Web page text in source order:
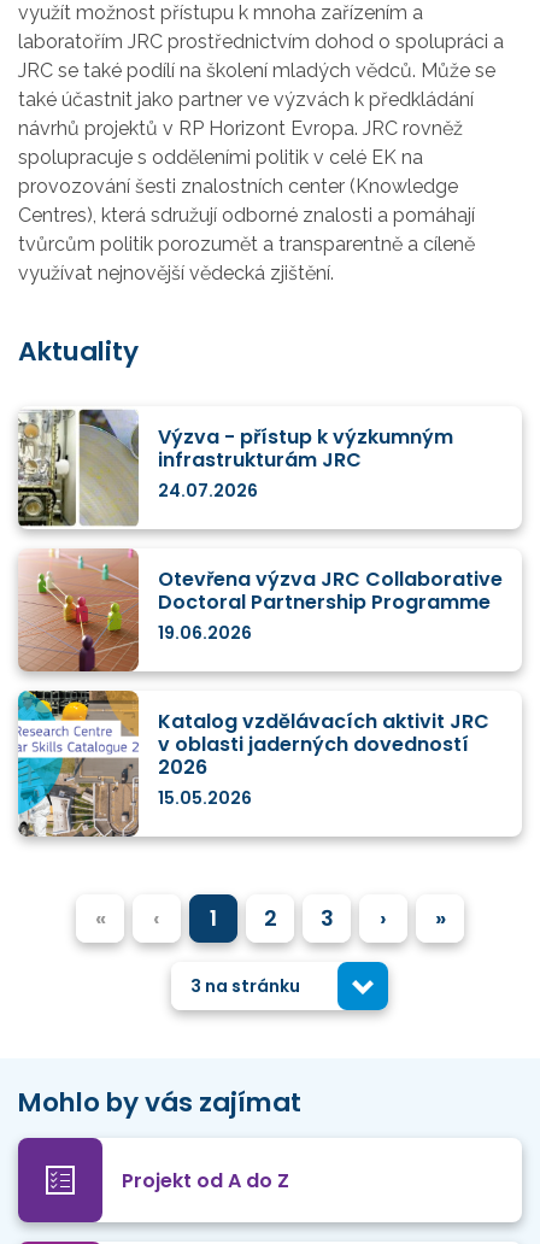
využít možnost přístupu k mnoha zařízením a
laboratořím JRC prostřednictvím dohod o spolupráci a
JRC se také podílí na školení mladých vědců. Může se
také účastnit jako partner ve výzvách k předkládání
návrhů projektů v RP Horizont Evropa. JRC rovněž
spolupracuje s odděleními politik v celé EK na
provozování šesti znalostních center (Knowledge
Centres), která sdružují odborné znalosti a pomáhají
tvůrcům politik porozumět a transparentně a cíleně
využívat nejnovější vědecká zjištění.
Aktuality
Výzva - přístup k výzkumným
infrastrukturám JRC
24.07.2026
Otevřena výzva JRC Collaborative
Doctoral Partnership Programme
19.06.2026
Katalog vzdělávacích aktivit JRC
v oblasti jaderných dovedností
2026
15.05.2026
« ‹ 1 2 3 › »
3 na stránku
Mohlo by vás zajímat
Projekt od A do Z